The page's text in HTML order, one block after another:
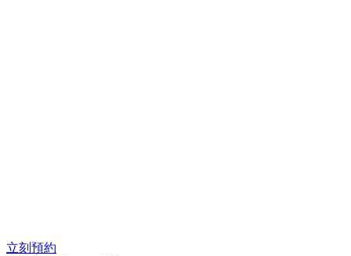
立刻預約